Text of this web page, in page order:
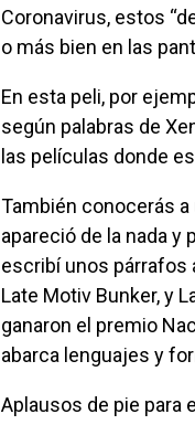
Coronavirus, estos
o más bien en las
En esta peli, por ejemplo, tendrás la mejor definición del término “Estado de Alarma”, que,
según palabras de
las películas donde
También conocerás a un personaje, “El Friki”, que en este caso se llama Jandro, quien
apareció de la nada
escribí unos párrafos
Late Motiv Bunker, y
ganaron el premio
abarca lenguajes y
Aplausos de pie